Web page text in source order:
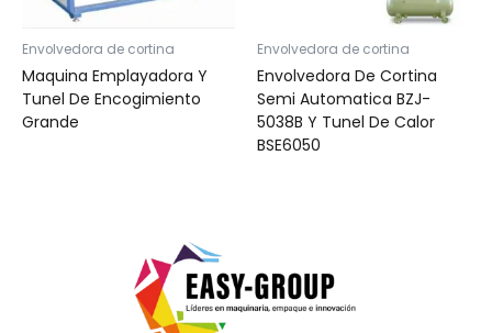
Envolvedora de cortina
Maquina Emplayadora Y
Tunel De Encogimiento
Grande
Envolvedora de cortina
Envolvedora De Cortina
Semi Automatica BZJ-
5038B Y Tunel De Calor
BSE6050